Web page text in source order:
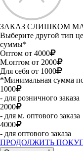
ЗАКАЗ СЛИШКОМ
Выберите другой тип
суммы*
Оптом от 4000
М.оптом от 2000
Для себя от 1000
*Минимальная сумма
1000
- для розничного заказа
2000
- для м. оптового заказа
4000
- для оптового заказа
ПРОДОЛЖИТЬ